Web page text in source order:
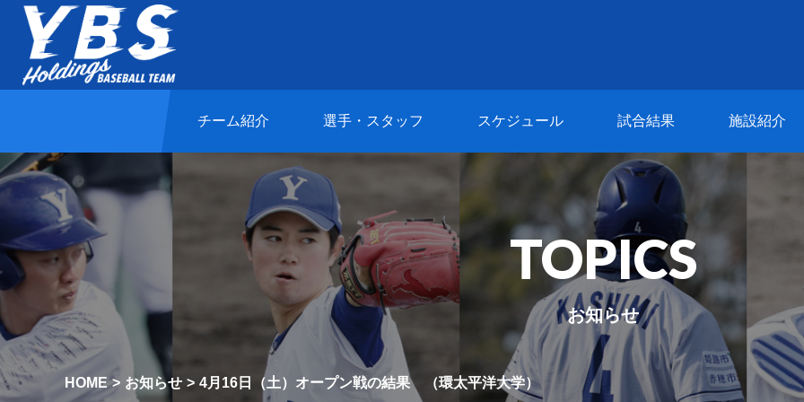
チーム紹介 選手・スタッフ スケジュール 試合結果 施設紹介
TOPICS
お知らせ
HOME お知らせ 4月16日（土）オープン戦の結果 （環太平洋大学）